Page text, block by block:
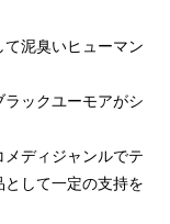
泥臭いヒューマン
ックユーモアがシ
ディジャンルでテ
して一定の支持を